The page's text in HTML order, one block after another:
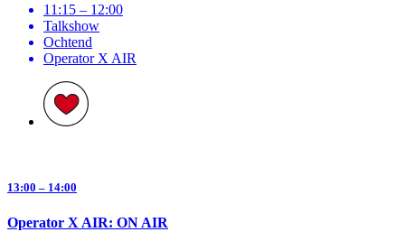
11:15 – 12:00
Talkshow
Ochtend
Operator X AIR
13:00 – 14:00
Operator X AIR: ON AIR